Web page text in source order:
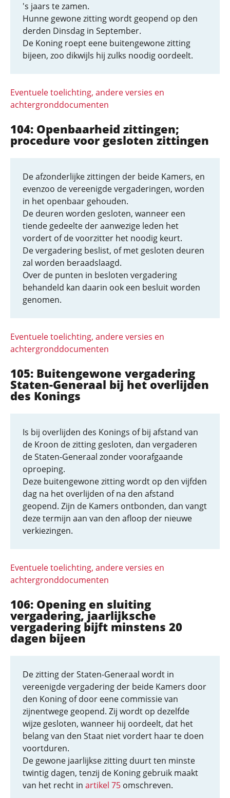
's jaars te zamen.
Hunne gewone zitting wordt geopend op den
derden Dinsdag in September.
De Koning roept eene buitengewone zitting
bijeen, zoo dikwijls hij zulks noodig oordeelt.
Eventuele toelichting, andere versies en
achtergronddocumenten
104: Openbaarheid zittingen;
procedure voor gesloten zittingen
De afzonderlijke zittingen der beide Kamers, en
evenzoo de vereenigde vergaderingen, worden
in het openbaar gehouden.
De deuren worden gesloten, wanneer een
tiende gedeelte der aanwezige leden het
vordert of de voorzitter het noodig keurt.
De vergadering beslist, of met gesloten deuren
zal worden beraadslaagd.
Over de punten in besloten vergadering
behandeld kan daarin ook een besluit worden
genomen.
Eventuele toelichting, andere versies en
achtergronddocumenten
105: Buitengewone vergadering
Staten-Generaal bij het overlijden
des Konings
Is bij overlijden des Konings of bij afstand van
de Kroon de zitting gesloten, dan vergaderen
de Staten-Generaal zonder voorafgaande
oproeping.
Deze buitengewone zitting wordt op den vijfden
dag na het overlijden of na den afstand
geopend. Zijn de Kamers ontbonden, dan vangt
deze termijn aan van den afloop der nieuwe
verkiezingen.
Eventuele toelichting, andere versies en
achtergronddocumenten
106: Opening en sluiting
vergadering, jaarlijksche
vergadering bijft minstens 20
dagen bijeen
De zitting der Staten-Generaal wordt in
vereenigde vergadering der beide Kamers door
den Koning of door eene commissie van
zijnentwege geopend. Zij wordt op dezelfde
wijze gesloten, wanneer hij oordeelt, dat het
belang van den Staat niet vordert haar te doen
voortduren.
De gewone jaarlijkse zitting duurt ten minste
twintig dagen, tenzij de Koning gebruik maakt
van het recht in artikel 75 omschreven.